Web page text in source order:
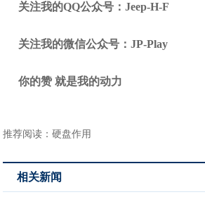
关注我的QQ公众号：Jeep-H-F
关注我的微信公众号：JP-Play
你的赞 就是我的动力
推荐阅读：硬盘作用
相关新闻